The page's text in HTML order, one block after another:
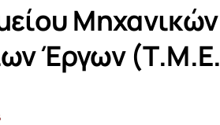
Έργων